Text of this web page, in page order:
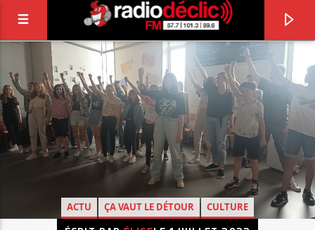
RADIO DÉCLIC
VOTRE RADIO ASSOCIATIVE EN TERRES DE
LORRAINE
ACTU ÇA VAUT LE DÉTOUR CULTURE